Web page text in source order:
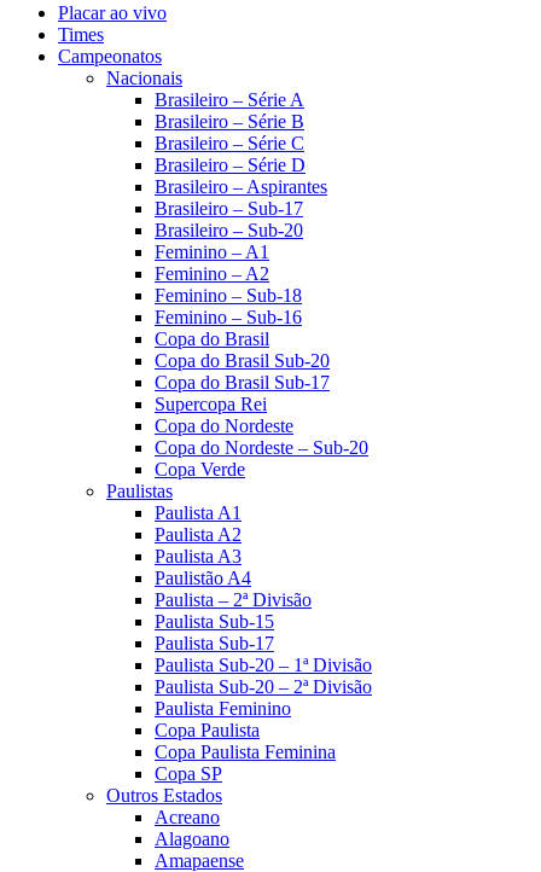
Placar ao vivo
Times
Campeonatos
Nacionais
Brasileiro – Série A
Brasileiro – Série B
Brasileiro – Série C
Brasileiro – Série D
Brasileiro – Aspirantes
Brasileiro – Sub-17
Brasileiro – Sub-20
Feminino – A1
Feminino – A2
Feminino – Sub-18
Feminino – Sub-16
Copa do Brasil
Copa do Brasil Sub-20
Copa do Brasil Sub-17
Supercopa Rei
Copa do Nordeste
Copa do Nordeste – Sub-20
Copa Verde
Paulistas
Paulista A1
Paulista A2
Paulista A3
Paulistão A4
Paulista – 2ª Divisão
Paulista Sub-15
Paulista Sub-17
Paulista Sub-20 – 1ª Divisão
Paulista Sub-20 – 2ª Divisão
Paulista Feminino
Copa Paulista
Copa Paulista Feminina
Copa SP
Outros Estados
Acreano
Alagoano
Amapaense